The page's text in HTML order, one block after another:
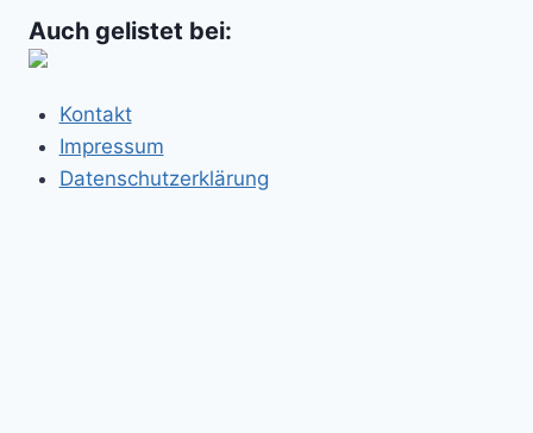
Auch gelistet bei:
Kontakt
Impressum
Datenschutzerklärung